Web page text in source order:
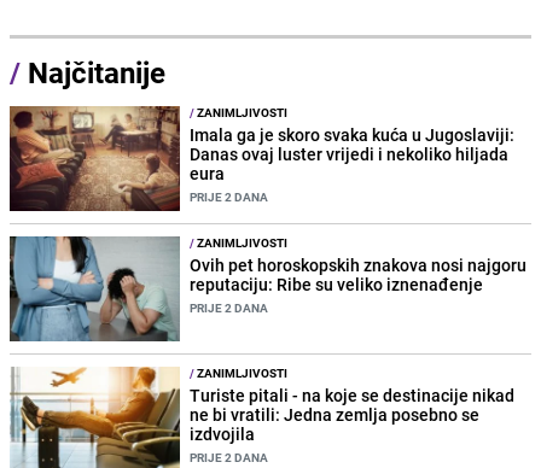
/ Najčitanije
/ZANIMLJIVOSTI
Imala ga je skoro svaka kuća u Jugoslaviji:
Danas ovaj luster vrijedi i nekoliko hiljada
eura
PRIJE 2 DANA
/ZANIMLJIVOSTI
Ovih pet horoskopskih znakova nosi najgoru
reputaciju: Ribe su veliko iznenađenje
PRIJE 2 DANA
/ZANIMLJIVOSTI
Turiste pitali - na koje se destinacije nikad
ne bi vratili: Jedna zemlja posebno se
izdvojila
PRIJE 2 DANA